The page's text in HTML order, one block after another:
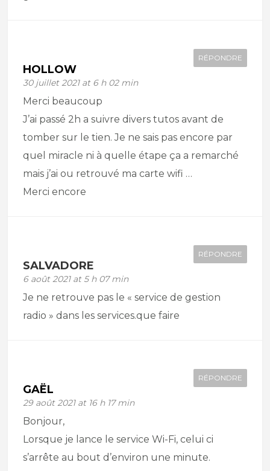
HOLLOW
30 juillet 2021 at 6 h 02 min
RÉPONDRE
Merci beaucoup
J’ai passé 2h a suivre divers tutos avant de
tomber sur le tien. Je ne sais pas encore par
quel miracle ni à quelle étape ça a remarché
mais j’ai ou retrouvé ma carte wifi …
Merci encore
SALVADORE
6 août 2021 at 5 h 07 min
RÉPONDRE
Je ne retrouve pas le « service de gestion
radio » dans les services.que faire
GAËL
29 août 2021 at 16 h 17 min
RÉPONDRE
Bonjour,
Lorsque je lance le service Wi-Fi, celui ci
s’arrête au bout d’environ une minute.